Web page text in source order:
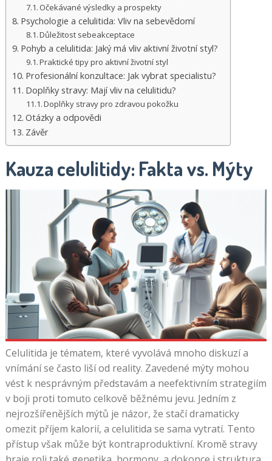
Očekávané výsledky a prospekty
Psychologie a celulitida: Vliv na sebevědomí
Důležitost sebeakceptace
Pohyb a celulitida: Jaký má vliv aktivní životní styl?
Praktické tipy pro aktivní životní styl
Profesionální konzultace: Jak vybrat specialistu?
Doplňky stravy: Mají vliv na celulitidu?
Doplňky stravy pro zdravou pokožku
Otázky a odpovědi
Závěr
Kauza celulitidy: Fakta vs. Mýty
Celulitida je tématem, které vyvolává mnoho diskuzí a
vnímání se často liší od reality. Zavedené mýty mohou
vést k nesprávným představám a neefektivním strategiím
v boji proti tomuto celkově běžnému jevu. Jedním z
nejrozšířenějších mýtů je názor, že stačí dramaticky
omezit příjem kalorií, a celulitida se sama vytratí. Tento
přístup však může být kontraproduktivní. Kromě stravy